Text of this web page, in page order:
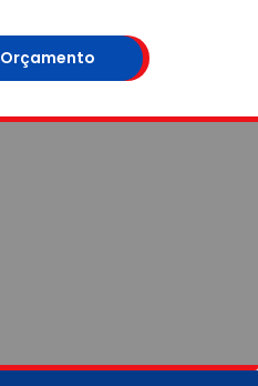
Orçamento